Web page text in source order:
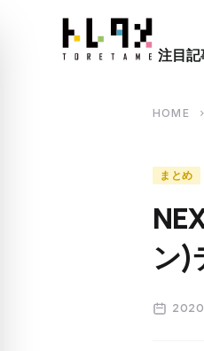
注目記
HOME chevron_right
まとめ
ン)